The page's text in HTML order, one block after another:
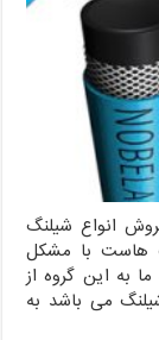
انواع شیلنگ
هاست با مشکل
به این گروه از
می باشد به